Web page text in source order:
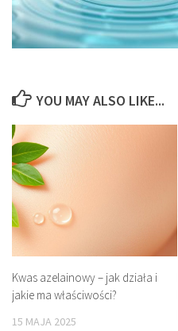
YOU MAY ALSO LIKE...
Kwas azelainowy – jak działa i
jakie ma właściwości?
15 MAJA 2025